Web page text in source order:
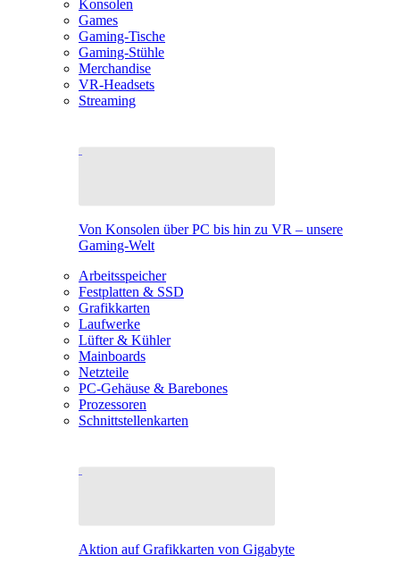
Konsolen
Games
Gaming-Tische
Gaming-Stühle
Merchandise
VR-Headsets
Streaming
Von Konsolen über PC bis hin zu VR – unsere
Gaming-Welt
Arbeitsspeicher
Festplatten & SSD
Grafikkarten
Laufwerke
Lüfter & Kühler
Mainboards
Netzteile
PC-Gehäuse & Barebones
Prozessoren
Schnittstellenkarten
Aktion auf Grafikkarten von Gigabyte